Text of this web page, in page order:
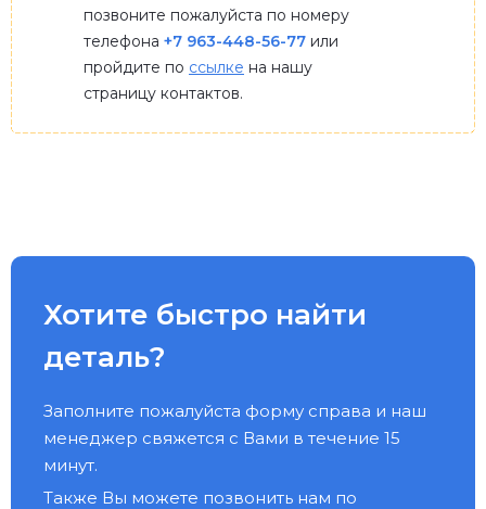
позвоните пожалуйста по номеру
телефона +7 963-448-56-77 или
пройдите по ссылке на нашу
страницу контактов.
Хотите быстро найти
деталь?
Заполните пожалуйста форму справа и наш
менеджер свяжется с Вами в течение 15
минут.
Также Вы можете позвонить нам по